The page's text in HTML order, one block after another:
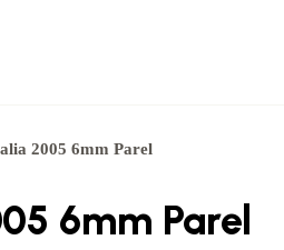
2005 6mm Parel
6mm Parel